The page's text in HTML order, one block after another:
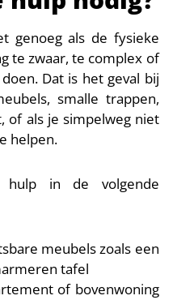
genoeg als de fysieke
te zwaar, te complex of
Dat is het geval bij
smalle trappen,
of als je simpelweg niet
helpen.
hulp in de volgende
meubels zoals een
tafel
of bovenwoning